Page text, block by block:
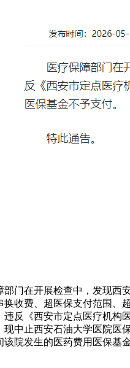
部门在开展检查中，发现西
换收费、超医保支付范围、
违反《西安市定点医疗机构
现中止西安石油大学医院医
该院发生的医药费用医保基